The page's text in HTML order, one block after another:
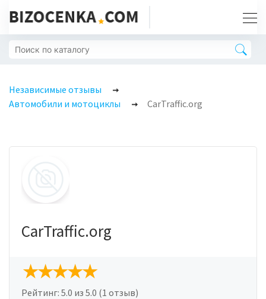
Независимые отзывы
Автомобили и мотоциклы
CarTraffic.org
CarTraffic.org
Рейтинг: 5.0 из 5.0 (1 отзыв)